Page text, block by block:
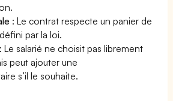
: Le contrat respecte un panier de
par la loi.
: Le salarié ne choisit pas librement
peut ajouter une
s’il le souhaite.